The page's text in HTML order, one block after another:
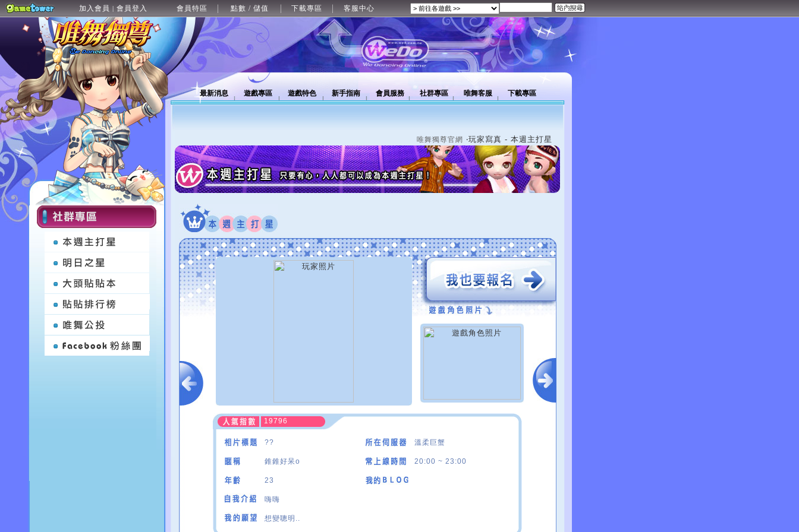
加入會員 | 會員登入 會員特區 點數 / 儲值 下載專區 客服中心
最新消息 遊戲專區 遊戲特色 新手指南 會員服務 社群專區 唯舞客服 下載專區
唯舞獨尊官網 ‧玩家寫真 - 本週主打星
19796
?? 溫柔巨蟹
錐錐好呆o 20:00 ~ 23:00
23
嗨嗨
想變聰明..